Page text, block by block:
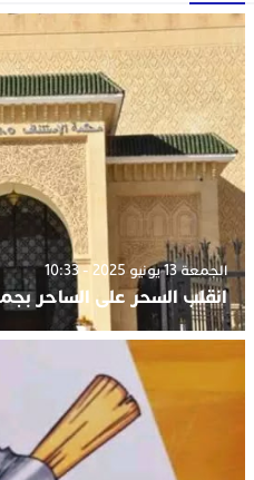
الجمعة 13 يونيو 2025 - 10:33
انقلب السحر على الساحر